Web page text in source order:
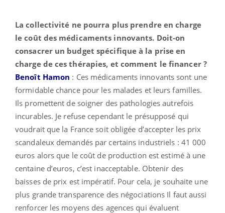
La collectivité ne pourra plus prendre en charge
le coût des médicaments innovants. Doit-on
consacrer un budget spécifique à la prise en
charge de ces thérapies, et comment le financer ?
Benoît Hamon : Ces médicaments innovants sont une
formidable chance pour les malades et leurs familles.
Ils promettent de soigner des pathologies autrefois
incurables. Je refuse cependant le présupposé qui
voudrait que la France soit obligée d’accepter les prix
scandaleux demandés par certains industriels : 41 000
euros alors que le coût de production est estimé à une
centaine d’euros, c’est inacceptable. Obtenir des
baisses de prix est impératif. Pour cela, je souhaite une
plus grande transparence des négociations Il faut aussi
renforcer les moyens des agences qui évaluent